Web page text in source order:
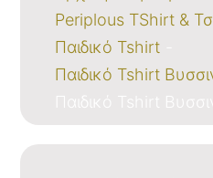
Periplous TShirt &
Παιδικό Tshirt
Παιδικό Tshirt